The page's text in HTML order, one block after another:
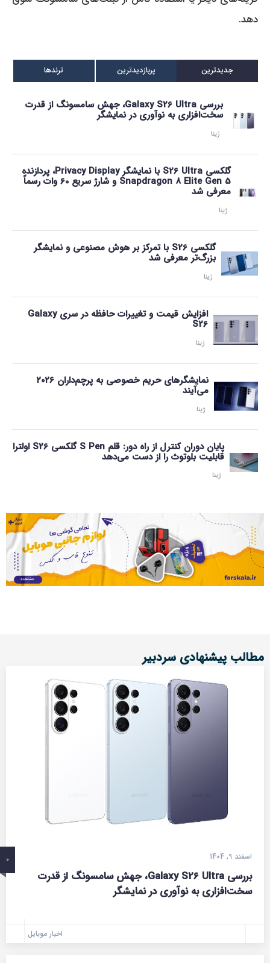
دهد.
جدیدترین پربازدیدترین ترندها
بررسی Galaxy S26 Ultra، جهش سامسونگ از قدرت
سخت‌افزاری به نوآوری در نمایشگر
ژینا
گلکسی S26 Ultra با نمایشگر Privacy Display، پردازنده
Snapdragon 8 Elite Gen 5 و شارژ سریع 60 وات رسماً
معرفی شد
ژینا
گلکسی S26 با تمرکز بر هوش مصنوعی و نمایشگر
بزرگ‌تر معرفی شد
ژینا
افزایش قیمت و تغییرات حافظه در سری Galaxy
S26
ژینا
نمایشگرهای حریم خصوصی به پرچم‌داران ۲۰۲۶
می‌آیند
ژینا
پایان دوران کنترل از راه دور: قلم S Pen گلکسی S26 اولترا
قابلیت بلوتوث را از دست می‌دهد
ژینا
مطالب پیشنهادی سردبیر
0 اسفند 9, 1404
بررسی Galaxy S26 Ultra، جهش سامسونگ از قدرت
سخت‌افزاری به نوآوری در نمایشگر
اخبار موبایل